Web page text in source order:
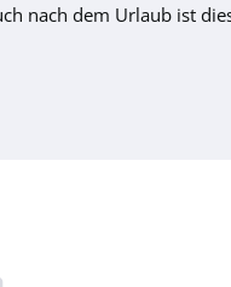
nach dem Urlaub ist